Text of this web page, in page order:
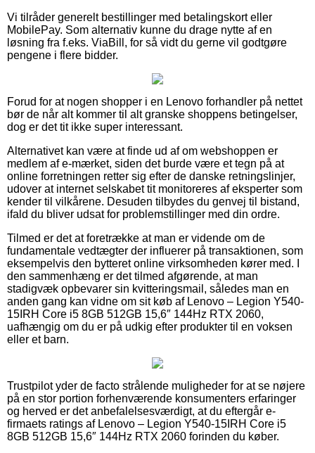
Vi tilråder generelt bestillinger med betalingskort eller
MobilePay. Som alternativ kunne du drage nytte af en
løsning fra f.eks. ViaBill, for så vidt du gerne vil godtgøre
pengene i flere bidder.
Forud for at nogen shopper i en Lenovo forhandler på nettet
bør de når alt kommer til alt granske shoppens betingelser,
dog er det tit ikke super interessant.
Alternativet kan være at finde ud af om webshoppen er
medlem af e-mærket, siden det burde være et tegn på at
online forretningen retter sig efter de danske retningslinjer,
udover at internet selskabet tit monitoreres af eksperter som
kender til vilkårene. Desuden tilbydes du genvej til bistand,
ifald du bliver udsat for problemstillinger med din ordre.
Tilmed er det at foretrække at man er vidende om de
fundamentale vedtægter der influerer på transaktionen, som
eksempelvis den bytteret online virksomheden kører med. I
den sammenhæng er det tilmed afgørende, at man
stadigvæk opbevarer sin kvitteringsmail, således man en
anden gang kan vidne om sit køb af Lenovo – Legion Y540-
15IRH Core i5 8GB 512GB 15,6″ 144Hz RTX 2060,
uafhængig om du er på udkig efter produkter til en voksen
eller et barn.
Trustpilot yder de facto strålende muligheder for at se nøjere
på en stor portion forhenværende konsumenters erfaringer
og herved er det anbefalelsesværdigt, at du eftergår e-
firmaets ratings af Lenovo – Legion Y540-15IRH Core i5
8GB 512GB 15,6″ 144Hz RTX 2060 forinden du køber.